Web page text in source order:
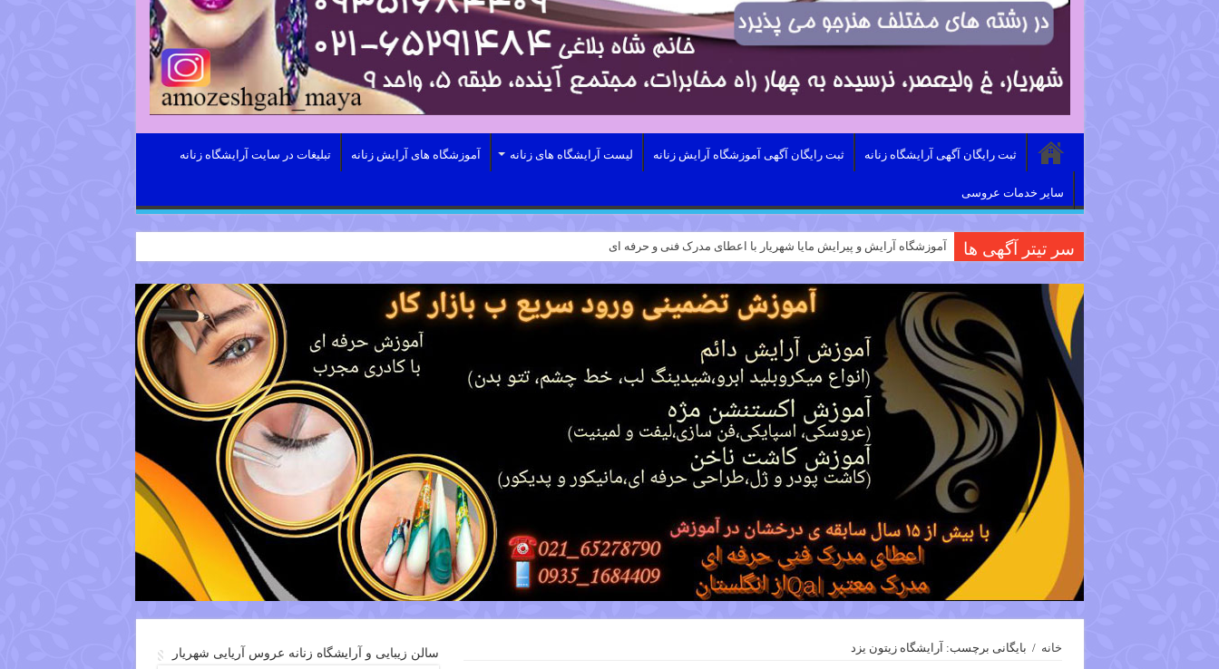
ثبت رایگان آگهی آرایشگاه زنانه ثبت رایگان آگهی آموزشگاه آرایش زنانه لیست آرایشگاه های زنانه آموزشگاه های آرایش زنانه تبلیغات در سایت آرایشگاه زنانه
سایر خدمات عروسی
سر تیتر آگهی ها آموزشگاه آرایش و پیرایش مایا شهریار با اعطای مدرک فنی و حرفه ای
خانه / بایگانی برچسب: آرایشگاه زیتون یزد سالن زیبایی و آرایشگاه زنانه عروس آریایی شهریار